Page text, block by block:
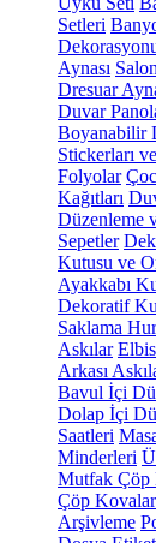
Setleri
Aynası
Dresuar
Duvar
Boyanabilir
Stickerları
Folyolar
Kağıtları
Düzenleme
Sepetler
Kutusu ve
Ayakkabı
Dekoratif
Saklama
Askılar
Arkası
Bavul İçi
Dolap İçi
Saatleri
Minderleri
Mutfak Çöp
Çöp
Arşivleme